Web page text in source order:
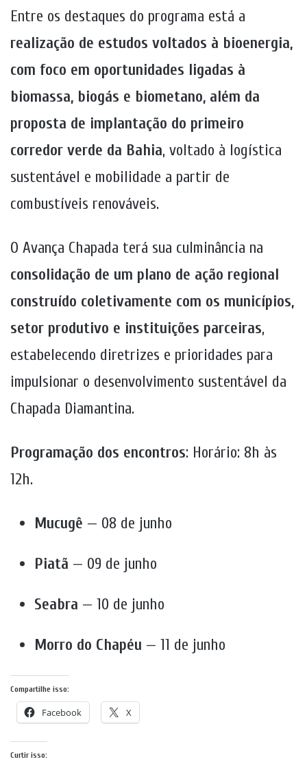
Entre os destaques do programa está a
realização de estudos voltados à bioenergia,
com foco em oportunidades ligadas à
biomassa, biogás e biometano, além da
proposta de implantação do primeiro
corredor verde da Bahia, voltado à logística
sustentável e mobilidade a partir de
combustíveis renováveis.
O Avança Chapada terá sua culminância na
consolidação de um plano de ação regional
construído coletivamente com os municípios,
setor produtivo e instituições parceiras,
estabelecendo diretrizes e prioridades para
impulsionar o desenvolvimento sustentável da
Chapada Diamantina.
Programação dos encontros: Horário: 8h às
12h.
Mucugê — 08 de junho
Piatã — 09 de junho
Seabra — 10 de junho
Morro do Chapéu — 11 de junho
Compartilhe isso:
Facebook X
Curtir isso: